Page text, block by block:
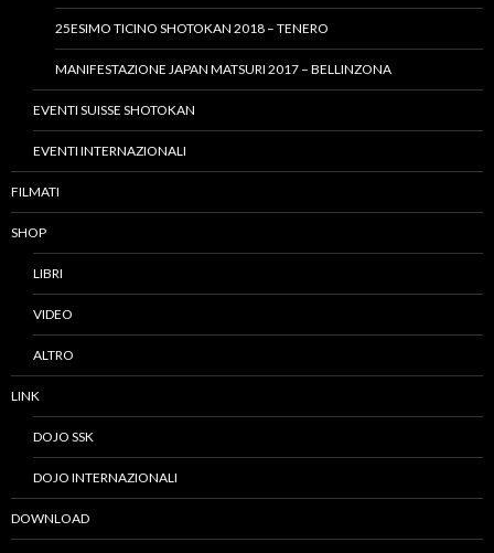
25ESIMO TICINO SHOTOKAN 2018 – TENERO
MANIFESTAZIONE JAPAN MATSURI 2017 – BELLINZONA
EVENTI SUISSE SHOTOKAN
EVENTI INTERNAZIONALI
FILMATI
SHOP
LIBRI
VIDEO
ALTRO
LINK
DOJO SSK
DOJO INTERNAZIONALI
DOWNLOAD